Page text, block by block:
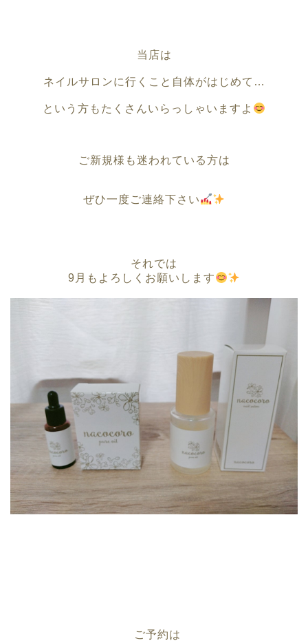
当店は
ネイルサロンに行くこと自体がはじめて…
という方もたくさんいらっしゃいますよ
ご新規様も迷われている方は
ぜひ一度ご連絡下さい
それでは
9月もよろしくお願いします
ご予約は